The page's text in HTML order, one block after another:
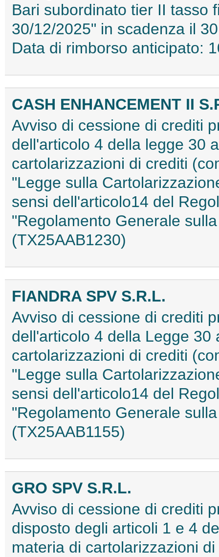
Bari subordinato tier II tasso
30/12/2025" in scadenza il
Data di rimborso anticipato:
CASH ENHANCEMENT II
Avviso di cessione di crediti
dell'articolo 4 della legge 30
cartolarizzazioni di crediti
"Legge sulla
sensi dell'articolo14 del
"Regolamento Generale
(TX25AAB1230)
FIANDRA SPV S.R.L.
Avviso di cessione di crediti
dell'articolo 4 della Legge
cartolarizzazioni di crediti
"Legge sulla
sensi dell'articolo14 del
"Regolamento Generale
(TX25AAB1155)
GRO SPV S.R.L.
Avviso di cessione di crediti
disposto degli articoli 1 e 4
materia di cartolarizzazioni